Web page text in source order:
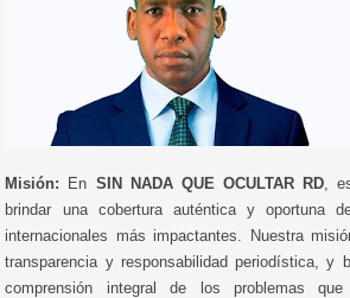
Misión: En SIN NADA QUE OCULTAR RD,
brindar una cobertura auténtica y oportuna
internacionales más impactantes. Nuestra
transparencia y responsabilidad periodística, y
comprensión integral de los problemas